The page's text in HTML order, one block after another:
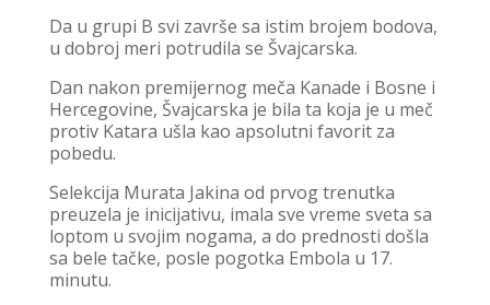
Da u grupi B svi završe sa istim brojem bodova,
u dobroj meri potrudila se Švajcarska.
Dan nakon premijernog meča Kanade i Bosne i
Hercegovine, Švajcarska je bila ta koja je u meč
protiv Katara ušla kao apsolutni favorit za
pobedu.
Selekcija Murata Jakina od prvog trenutka
preuzela je inicijativu, imala sve vreme sveta sa
loptom u svojim nogama, a do prednosti došla
sa bele tačke, posle pogotka Embola u 17.
minutu.